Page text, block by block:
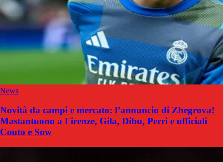
News
Novità da campi e mercato: l’annuncio di Zhegrova!
Mastantuono a Firenze, Gila, Dibu, Perri e ufficiali
Couto e Sow